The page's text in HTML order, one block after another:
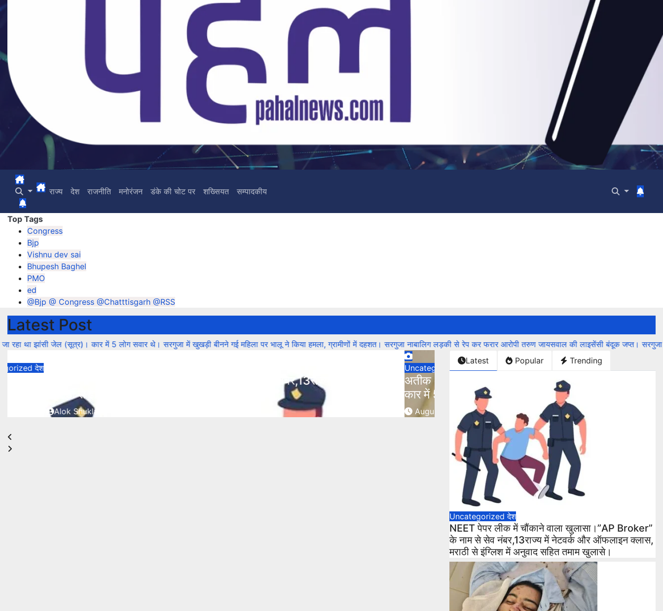
राज्य देश राजनीति मनोरंजन डंके की चोट पर शख्सियत सम्पादकीय
Top Tags
Congress
Bjp
Vishnu dev sai
Bhupesh Baghel
PMO
ed
@Bjp @ Congress @Chatttisgarh @RSS
Latest Post
(सूत्र)। कार में 5 लोग सवार थे। सरगुजा में खुखड़ी बीनने गई महिला पर भालू ने किया हमला, ग्रामीणों में दहशत। सरगुजा नाबालिग लड़की से रेप कर फरार आरोपी तरुण जायसवाल की लाइसेंसी बंदूक जप्त। सरगुजा आईजी ने कहा
Uncategorized
अतीक अहमद के छोटे बेटे की सड़क हादसे में मौत। अपने भाई से मिलने जा रहा था झांसी जेल (सूत्र)।
कार में 5 लोग सवार थे।
August 6, 2026 Alok Shukla
Uncategorizedराज्य
सरगुजा में खुखड़ी बीनने गई महिला पर भालू ने किया
August 4, 2026 Alok Shukla
Latest Popular Trending
Uncategorizedदेश
NEET पेपर लीक में चौंकाने वाला खुलासा।”AP Broker”
के नाम से सेव नंबर,13राज्य में नेटवर्क और ऑफलाइन क्लास,
मराठी से इंग्लिश में अनुवाद सहित तमाम खुलासे।